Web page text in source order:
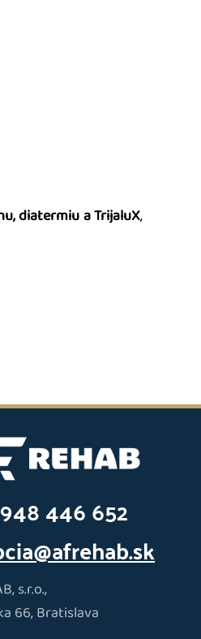
diatermiu a TrijaluX,
446 652
s.r.o.,
66, Bratislava